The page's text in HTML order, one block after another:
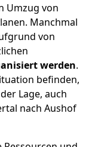
Umzug von
Manchmal
von
werden.
befinden,
Lage, auch
nach Aushof